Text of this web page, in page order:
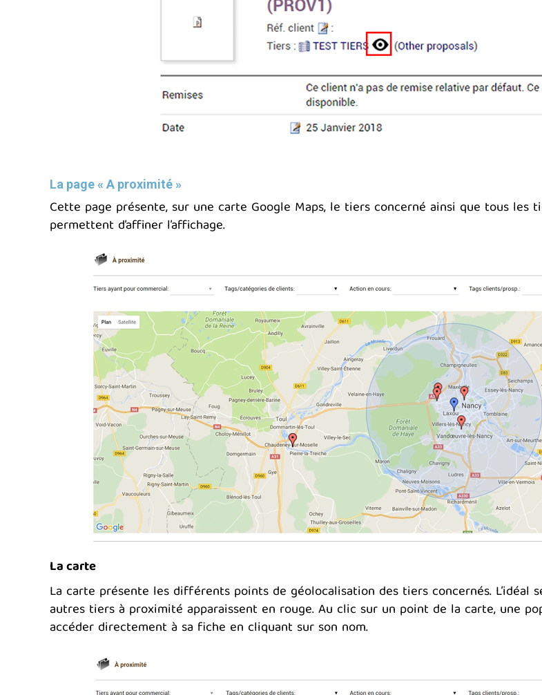
La page « A proximité »
Cette page présente, sur une carte Google Maps, le tiers concerné ainsi que tous
permettent d’affiner l’affichage.
La carte
La carte présente les différents points de géolocalisation des tiers concernés.
autres tiers à proximité apparaissent en rouge. Au clic sur un point de la carte, une
accéder directement à sa fiche en cliquant sur son nom.